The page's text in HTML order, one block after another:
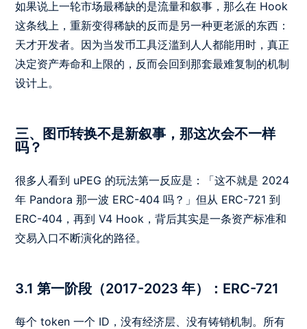
如果说上一轮市场最稀缺的是流量和叙事，那么在 Hook
这条线上，重新变得稀缺的反而是另一种更老派的东西：
天才开发者。因为当发币工具泛滥到人人都能用时，真正
决定资产寿命和上限的，反而会回到那套最难复制的机制
设计上。
三、图币转换不是新叙事，那这次会不一样
吗？
很多人看到 uPEG 的玩法第一反应是：「这不就是 2024
年 Pandora 那一波 ERC-404 吗？」但从 ERC-721 到
ERC-404，再到 V4 Hook，背后其实是一条资产标准和
交易入口不断演化的路径。
3.1 第一阶段（2017-2023 年）：ERC-721
每个 token 一个 ID，没有经济层、没有铸销机制。所有